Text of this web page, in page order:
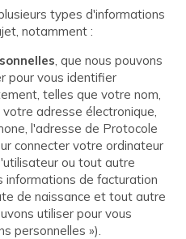
types d'informations
notamment :
, que nous pouvons
pour vous identifier
telles que votre nom,
adresse électronique,
l'adresse de Protocole
connecter votre ordinateur
ou tout autre
informations de facturation
de naissance et tout autre
utiliser pour vous
personnelles »).